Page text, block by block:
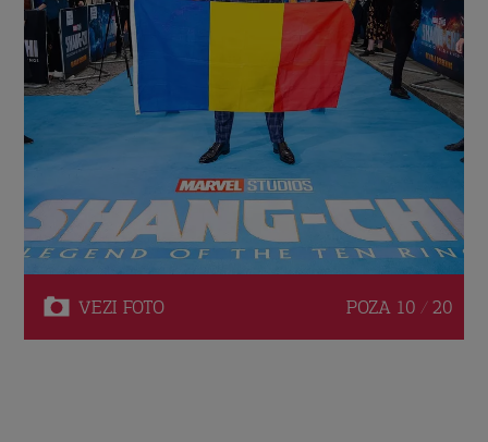
VEZI FOTO POZA 10 / 20